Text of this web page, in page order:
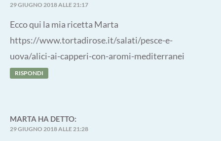
29 GIUGNO 2018 ALLE 21:17
Ecco qui la mia ricetta Marta
https://www.tortadirose.it/salati/pesce-e-
uova/alici-ai-capperi-con-aromi-mediterranei
RISPONDI
MARTA HA DETTO:
29 GIUGNO 2018 ALLE 21:28